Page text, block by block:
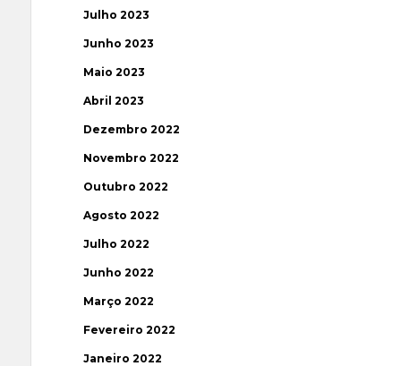
Julho 2023
Junho 2023
Maio 2023
Abril 2023
Dezembro 2022
Novembro 2022
Outubro 2022
Agosto 2022
Julho 2022
Junho 2022
Março 2022
Fevereiro 2022
Janeiro 2022